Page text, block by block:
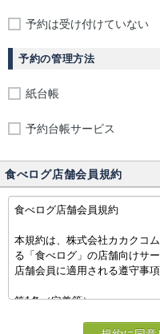
予約は受け付けていない
予約の管理方法
紙台帳
予約台帳サービス
食べログ店舗会員規約